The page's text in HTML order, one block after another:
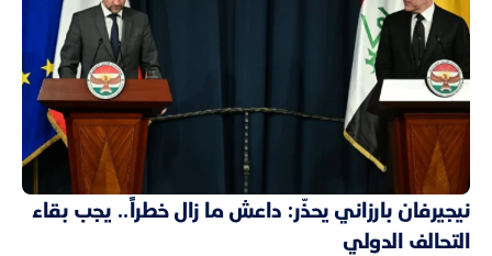
نيجيرفان بارزاني يحذّر: داعش ما زال خطراً.. يجب بقاء
التحالف الدولي